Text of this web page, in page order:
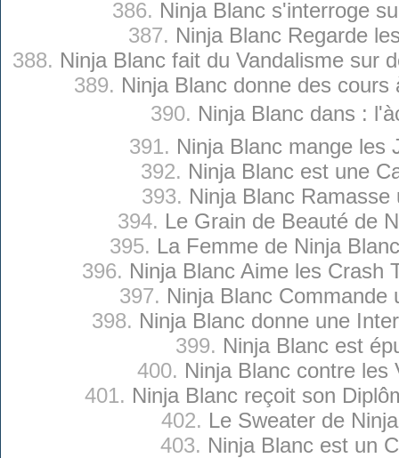
386. Ninja Blanc s'interroge
387. Ninja Blanc Regarde
388. Ninja Blanc fait du Vandalisme sur
389. Ninja Blanc donne des cours
390. Ninja Blanc dans :
391. Ninja Blanc mange les
392. Ninja Blanc est une
393. Ninja Blanc Ramasse
394. Le Grain de Beauté de
395. La Femme de Ninja
396. Ninja Blanc Aime les Crash
397. Ninja Blanc Commande
398. Ninja Blanc donne une
399. Ninja Blanc est
400. Ninja Blanc contre les
401. Ninja Blanc reçoit son
402. Le Sweater de
403. Ninja Blanc est un